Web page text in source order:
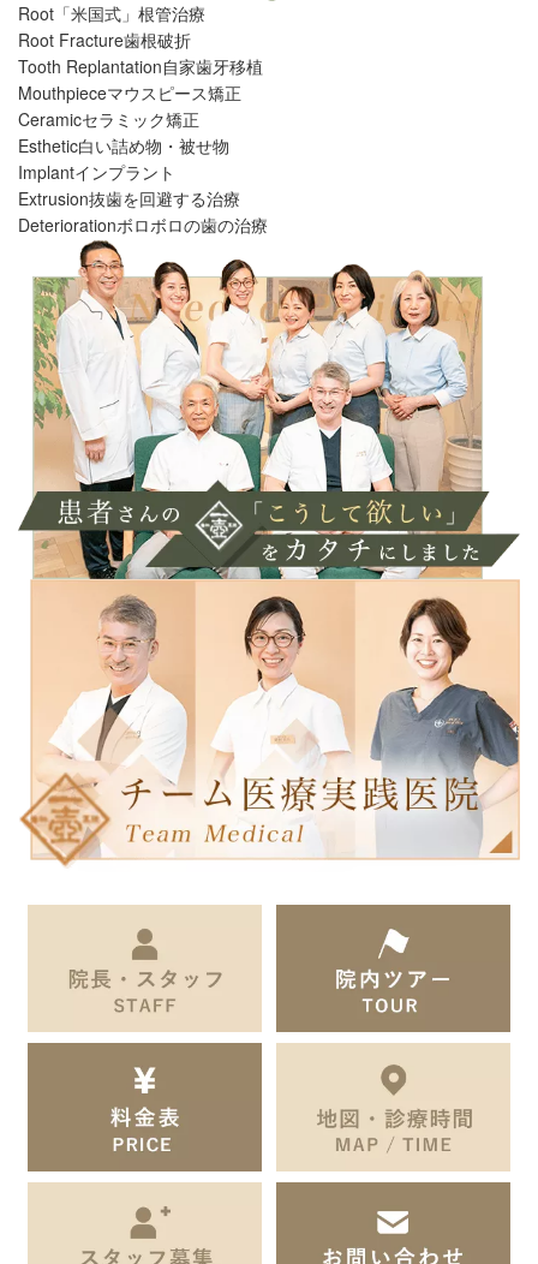
Root「米国式」根管治療
Root Fracture歯根破折
Tooth Replantation 自家歯牙移植
Mouthpieceマウスピース矯正
Ceramicセラミック矯正
Esthetic白い詰め物・被せ物
Implantインプラント
Extrusion抜歯を回避する治療
Deteriorationボロボロの歯の治療